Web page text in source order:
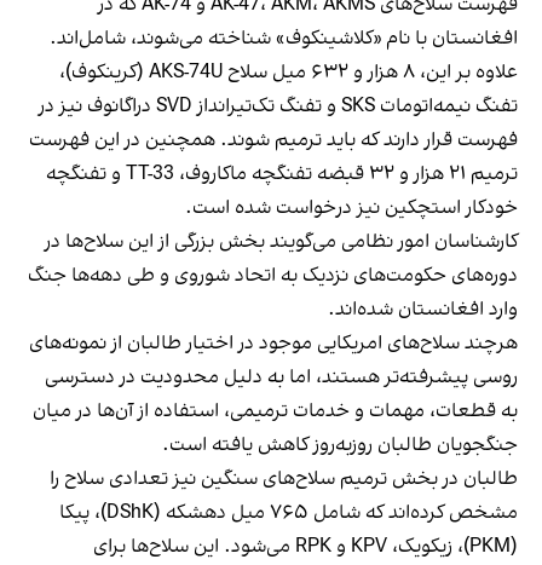
افغانستان با نام «کلاشینکوف» شناخته می‌شوند، شامل‌اند.
علاوه بر این، ۸ هزار و ۶۳۲ میل سلاح AKS-74U (کرینکوف)،
تفنگ نیمه‌اتومات SKS و تفنگ تک‌تیرانداز SVD دراگانوف نیز در
فهرست قرار دارند که باید ترمیم شوند. همچنین در این فهرست
ترمیم ۲۱ هزار و ۳۲ قبضه تفنگچه ماکاروف، TT-33 و تفنگچه
خودکار استچکین نیز درخواست شده است.
کارشناسان امور نظامی می‌گویند بخش بزرگی از این سلاح‌ها در
دوره‌های حکومت‌های نزدیک به اتحاد شوروی و طی دهه‌ها جنگ
وارد افغانستان شده‌اند.
هرچند سلاح‌های امریکایی موجود در اختیار طالبان از نمونه‌های
روسی پیشرفته‌تر هستند، اما به دلیل محدودیت در دسترسی
به قطعات، مهمات و خدمات ترمیمی، استفاده از آن‌ها در میان
جنگجویان طالبان روزبه‌روز کاهش یافته است.
طالبان در بخش ترمیم سلاح‌های سنگین نیز تعدادی سلاح را
مشخص کرده‌اند که شامل ۷۶۵ میل دهشکه (DShK)، پیکا
(PKM)، زیکویک، KPV و RPK می‌شود. این سلاح‌ها برای